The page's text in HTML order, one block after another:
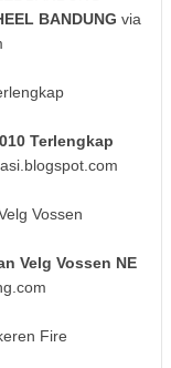
BANDUNG via
Terlengkap
Velg Vossen NE